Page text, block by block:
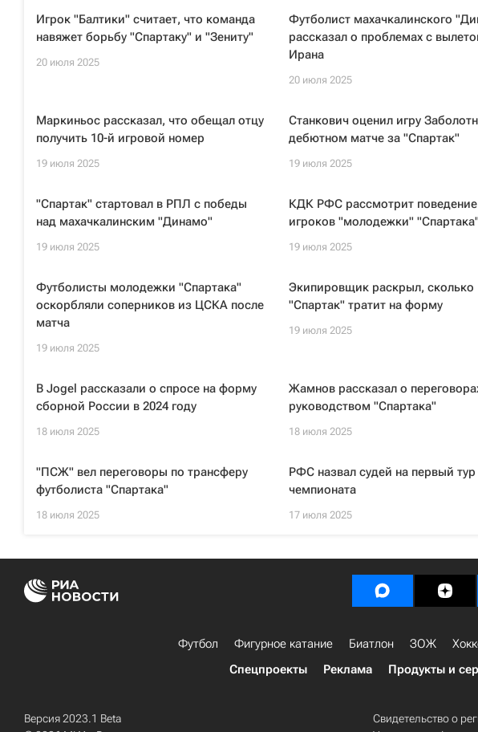
Игрок "Балтики" считает, что команда
навяжет борьбу "Спартаку" и "Зениту"
20 июля 2025
Футболист махачкалинского
рассказал о проблемах с
Ирана
20 июля 2025
Маркиньос рассказал, что обещал отцу
получить 10-й игровой номер
19 июля 2025
Станкович оценил игру
дебютном матче за "Спартак"
19 июля 2025
"Спартак" стартовал в РПЛ с победы
над махачкалинским "Динамо"
19 июля 2025
КДК РФС рассмотрит поведение
игроков "молодежки" "Спартака"
19 июля 2025
Футболисты молодежки "Спартака"
оскорбляли соперников из ЦСКА после
матча
19 июля 2025
Экипировщик раскрыл, сколько
"Спартак" тратит на форму
19 июля 2025
В Jogel рассказали о спросе на форму
сборной России в 2024 году
18 июля 2025
Жамнов рассказал о
руководством "Спартака"
18 июля 2025
"ПСЖ" вел переговоры по трансферу
футболиста "Спартака"
18 июля 2025
РФС назвал судей на первый тур
чемпионата
17 июля 2025
Футбол Фигурное катание Биатлон ЗОЖ
Спецпроекты
Реклама Продукты и
Версия 2023.1 Beta
Свидетельство о